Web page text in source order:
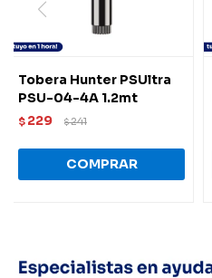
Tobera Hunter PSUltra
PSU-04-4A 1.2mt
$ 229 $241